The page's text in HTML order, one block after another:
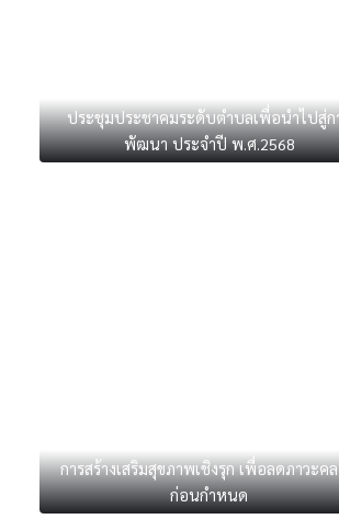
ประชุมประชาคมระดับตำบลเพื่อนำไปสู่ก
พัฒนา ประจำปี พ.ศ.2568
การสร้างเสริมสุขภาพเชิงรุก เพื่อลดภาวะค
ก่อนกำหนด